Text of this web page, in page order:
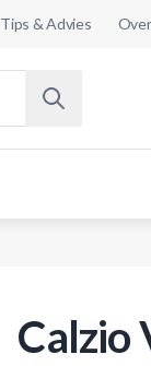
Tips & Advies
Calzio